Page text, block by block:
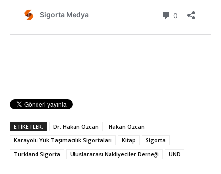
ETİKETLER: Dr. Hakan Özcan
Hakan Özcan
Karayolu Yük Taşımacılık Sigortaları
Kitap
Sigorta
Turkland Sigorta
Uluslararası Nakliyeciler Derneği UND